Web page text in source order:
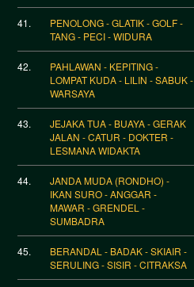
41.
PENOLONG - GLATIK - GOLF -
TANG - PECI - WIDURA
42.
PAHLAWAN - KEPITING -
LOMPAT KUDA - LILIN - SABUK -
WARSAYA
43.
JEJAKA TUA - BUAYA - GERAK
JALAN - CATUR - DOKTER -
LESMANA WIDAKTA
44.
JANDA MUDA (RONDHO) -
IKAN SURO - ANGGAR -
MAWAR - GRENDEL -
SUMBADRA
45.
BERANDAL - BADAK - SKIAIR -
SERULING - SISIR - CITRAKSA